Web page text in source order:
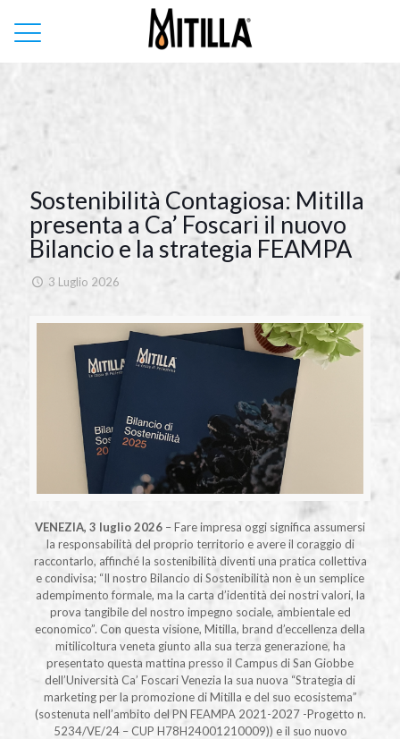
Sostenibilità Contagiosa: Mitilla
presenta a Ca’ Foscari il nuovo
Bilancio e la strategia FEAMPA
3 Luglio 2026
VENEZIA, 3 luglio 2026 – Fare impresa oggi significa assumersi
la responsabilità del proprio territorio e avere il coraggio di
raccontarlo, affinché la sostenibilità diventi una pratica collettiva
e condivisa; “Il nostro Bilancio di Sostenibilità non è un semplice
adempimento formale, ma la carta d’identità dei nostri valori, la
prova tangibile del nostro impegno sociale, ambientale ed
economico”. Con questa visione, Mitilla, brand d’eccellenza della
mitilicoltura veneta giunto alla sua terza generazione, ha
presentato questa mattina presso il Campus di San Giobbe
dell’Università Ca’ Foscari Venezia la sua nuova “Strategia di
marketing per la promozione di Mitilla e del suo ecosistema”
(sostenuta nell’ambito del PN FEAMPA 2021-2027 -Progetto n.
5234/VE/24 – CUP H78H24001210009)) e il suo nuovo